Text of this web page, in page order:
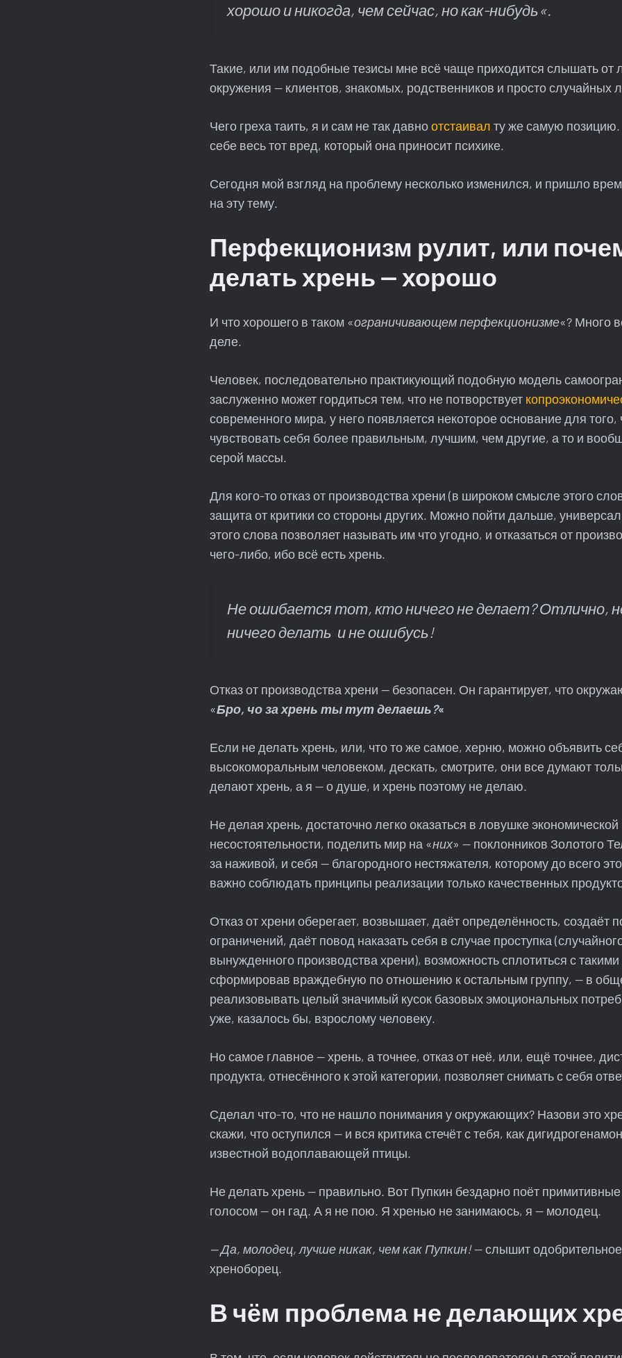
хорошо и никогда, чем сейчас, но как-нибудь«.
Такие, или им подобные тезисы мне всё чаще приходится слышать от
окружения — клиентов, знакомых, родственников и просто случайных
Чего греха таить, я и сам не так давноотстаивал ту же самую
себе весь тот вред, который она приносит психике.
Сегодня мой взгляд на проблему несколько изменился, и пришло
на эту тему.
Перфекционизм рулит, или п
делать хрень — хорошо
И что хорошего в таком «ограничивающем перфекционизме«? Много
деле.
Человек, последовательно практикующий подобную модель
заслуженно может гордиться тем, что не потворствует
современного мира, у него появляется некоторое основание для того,
чувствовать себя более правильным, лучшим, чем другие, а то и
серой массы.
Для кого-то отказ от производства хрени (в широком смысле этого
защита от критики со стороны других. Можно пойти дальше,
этого слова позволяет называть им что угодно, и отказаться от
чего-либо, ибо всё есть хрень.
Не ошибается тот, кто ничего не делает? Отлично,
ничего делать и не ошибусь!
Отказ от производства хрени — безопасен. Он гарантирует, что
«Бро, чо за хрень ты тут делаешь?«
Если не делать хрень, или, что то же самое, херню, можно объявить
высокоморальным человеком, дескать, смотрите, они все думают
делают хрень, а я — о душе, и хрень поэтому не делаю.
Не делая хрень, достаточно легко оказаться в ловушке экономической
несостоятельности, поделить мир на «них» — поклонников Золотого
за наживой, и себя — благородного нестяжателя, которому до всего
важно соблюдать принципы реализации только качественных
Отказ от хрени оберегает, возвышает, даёт определённость, создаёт
ограничений, даёт повод наказать себя в случае проступка
вынужденного производства хрени), возможность сплотиться с
сформировав враждебную по отношению к остальным группу, — в
реализовывать целый значимый кусок базовых эмоциональных
уже, казалось бы, взрослому человеку.
Но самое главное — хрень, а точнее, отказ от неё, или, ещё точнее,
продукта, отнесённого к этой категории, позволяет снимать с себя
Сделал что-то, что не нашло понимания у окружающих? Назови это
скажи, что оступился — и вся критика стечёт с тебя, как
известной водоплавающей птицы.
Не делать хрень — правильно. Вот Пупкин бездарно поёт
голосом — он гад. А я не пою. Я хренью не занимаюсь, я — молодец.
— Да, молодец, лучше никак, чем как Пупкин!— слышит
хреноборец.
В чём проблема не делающих